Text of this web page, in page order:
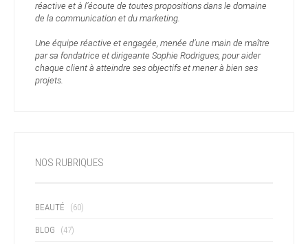
réactive et à l’écoute de toutes propositions dans le domaine
de la communication et du marketing.
Une équipe réactive et engagée, menée d’une main de maître
par sa fondatrice et dirigeante Sophie Rodrigues, pour aider
chaque client à atteindre ses objectifs et mener à bien ses
projets.
NOS RUBRIQUES
BEAUTÉ (60)
BLOG (47)